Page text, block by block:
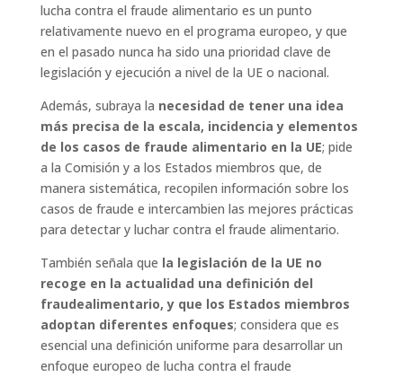
lucha contra el fraude alimentario es un punto
relativamente nuevo en el programa europeo, y que
en el pasado nunca ha sido una prioridad clave de
legislación y ejecución a nivel de la UE o nacional.
Además, subraya la necesidad de tener una idea
más precisa de la escala, incidencia y elementos
de los casos de fraude alimentario en la UE; pide
a la Comisión y a los Estados miembros que, de
manera sistemática, recopilen información sobre los
casos de fraude e intercambien las mejores prácticas
para detectar y luchar contra el fraude alimentario.
También señala que la legislación de la UE no
recoge en la actualidad una definición del
fraudealimentario, y que los Estados miembros
adoptan diferentes enfoques; considera que es
esencial una definición uniforme para desarrollar un
enfoque europeo de lucha contra el fraude